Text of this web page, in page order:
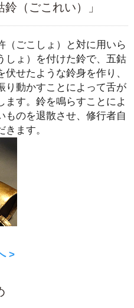
（ごこれい）」
（ごこしょ）と対に用いら
しょ）を付けた鈴で、五鈷
せたような鈴身を作り、
り動かすことによって舌が
ます。鈴を鳴らすことによ
ものを退散させ、修行者自
ます。
>